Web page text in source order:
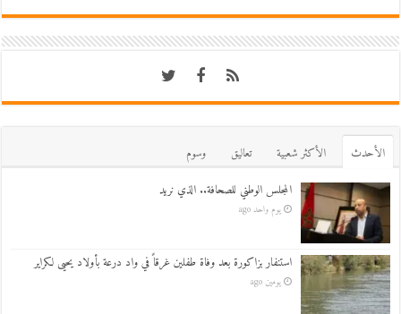
اﻷحدث اﻷكثر شعبية تعاليق
وسوم
المجلس الوطني للصحافة.. الذي نريد
يوم واحد ago
استنفار بزاكورة بعد وفاة طفلين غرقاً في واد درعة بأولاد يحيى لكراير
يومين ago